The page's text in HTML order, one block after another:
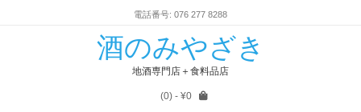
電話番号: 076 277 8288
酒のみやざき
地酒専門店＋食料品店
(0)- ¥0